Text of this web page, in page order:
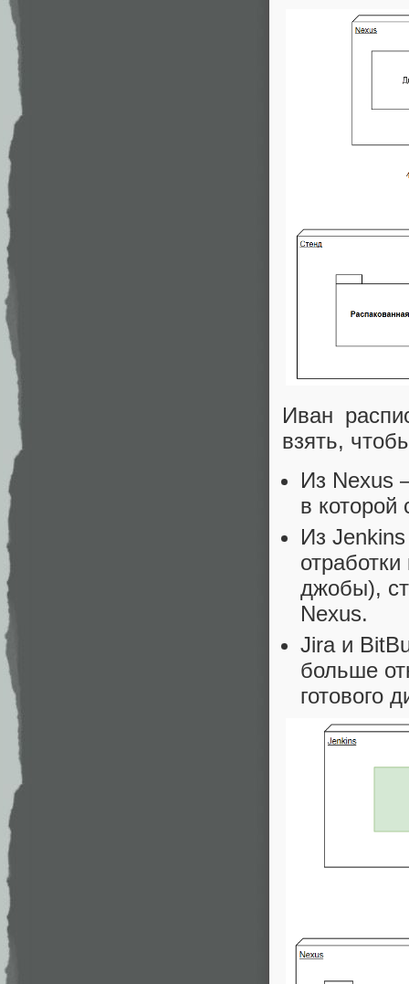
Иван
взять,
Из Nexus
в
Из
джобы),
Nexus.
Jira и
больше
готового